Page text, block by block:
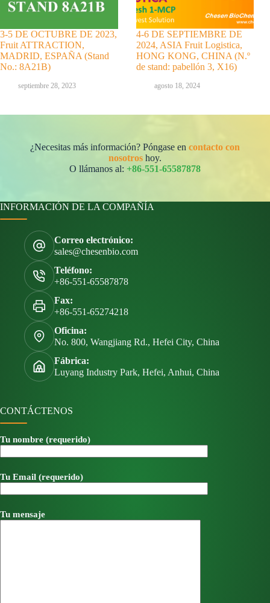
3-5 DE OCTUBRE DE 2023,
Fruit ATTRACTION,
MADRID, ESPAÑA (Stand
No.: 8A21B)
septiembre 28, 2023
4-6 DE SEPTIEMBRE DE
2024, ASIA Fruit Logistica,
HONG KONG, CHINA (N.º
de stand: pabellón 3, X16)
agosto 18, 2024
¿Necesitas más información? Póngase en contacto con
nosotros hoy.
O llámanos al: +86-551-65587878
INFORMACIÓN DE LA COMPAÑÍA
Correo electrónico:
sales@chesenbio.com
Teléfono:
+86-551-65587878
Fax:
+86-551-65274218
Oficina:
No. 800, Wangjiang Rd., Hefei City, China
Fábrica:
Luyang Industry Park, Hefei, Anhui, China
CONTÁCTENOS
Tu nombre (requerido)
Tu Email (requerido)
Tu mensaje